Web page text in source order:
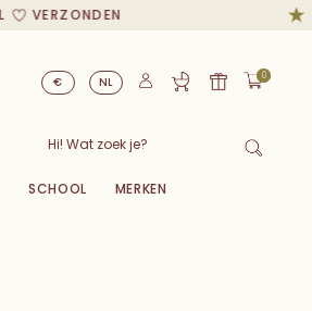
VERZONDEN
€ NL 0
SCHOOL MERKEN